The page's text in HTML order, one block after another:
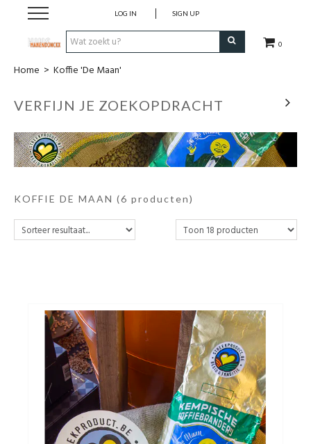
0
LOG IN SIGN UP
Wijnen
Wijnlanden
Bubbels
Verpakking
Over ons
Cadeaubon
Inschrijving opendeurdagen
Home > Koffie 'De Maan'
VERFIJN JE ZOEKOPDRACHT
KOFFIE DE MAAN (6 producten)